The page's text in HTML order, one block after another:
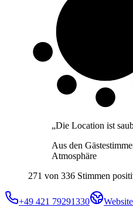
„Die Location ist
Aus den
Atmosphäre
271 von 336 Stimmen
+49 421 79291330 Website